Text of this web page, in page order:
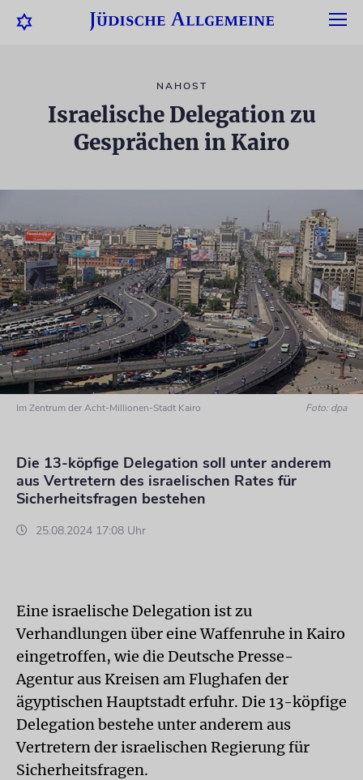
NAHOST
Israelische Delegation zu
Gesprächen in Kairo
Im Zentrum der Acht-Millionen-Stadt Kairo Foto: dpa
Die 13-köpfige Delegation soll unter anderem
aus Vertretern des israelischen Rates für
Sicherheitsfragen bestehen
25.08.2024 17:08 Uhr
Eine israelische Delegation ist zu
Verhandlungen über eine Waffenruhe in Kairo
eingetroffen, wie die Deutsche Presse-
Agentur aus Kreisen am Flughafen der
ägyptischen Hauptstadt erfuhr. Die 13-köpfige
Delegation bestehe unter anderem aus
Vertretern der israelischen Regierung für
Sicherheitsfragen.